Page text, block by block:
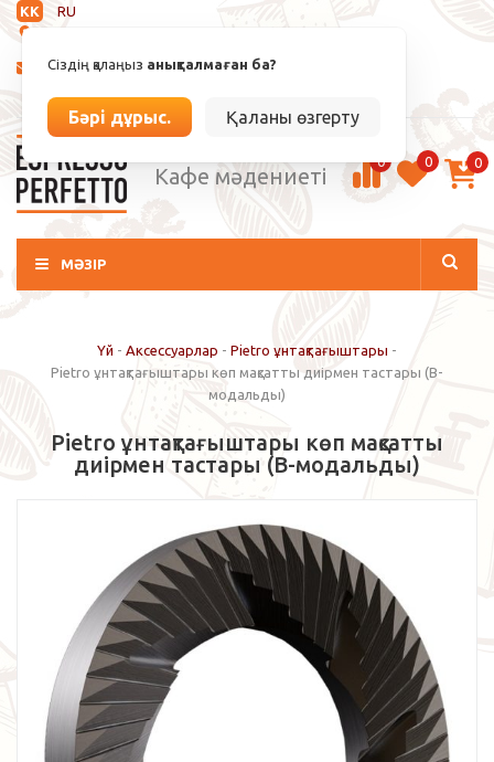
KK
RU
Сіздің қалаңыз анықталмаған ба?
Бәрі дұрыс. Қаланы өзгерту
info@espressoperfetto.kz
Кафе мәдениеті
0 0 0
МӘЗІР
Үй - Аксессуарлар - Pietro ұнтақтағыштары -
Pietro ұнтақтағыштары көп мақсатты диірмен тастары (B-
модальды)
Pietro ұнтақтағыштары көп мақсатты
диірмен тастары (B-модальды)